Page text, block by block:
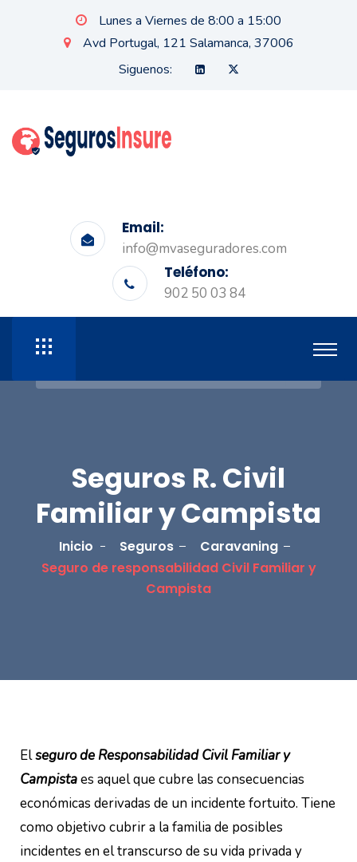
Lunes a Viernes de 8:00 a 15:00
Avd Portugal, 121 Salamanca, 37006
Siguenos:
Email:
info@mvaseguradores.com
Teléfono:
902 50 03 84
Seguros R. Civil
Familiar y Campista
Inicio Seguros
Caravaning
Seguro de responsabilidad Civil Familiar y
Campista
Elseguro de Responsabilidad Civil Familiar y
Campistaes aquel que cubre las consecuencias
económicas derivadas de un incidente fortuito. Tiene
como objetivo cubrir a la familia de posibles
incidentes en el transcurso de su vida privada y